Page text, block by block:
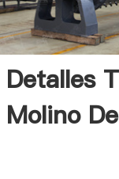
Detalles
Molino